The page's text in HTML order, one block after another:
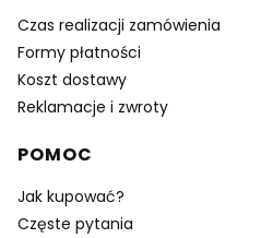
Czas realizacji zamówienia
Formy płatności
Koszt dostawy
Reklamacje i zwroty
POMOC
Jak kupować?
Częste pytania